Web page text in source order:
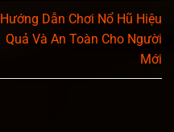
Hướng Dẫn Chơi Nổ Hũ Hiệu
Quả Và An Toàn Cho Người
Mới